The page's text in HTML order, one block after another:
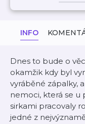
INFO
Dnes to bude o
okamžik kdy byl
vyráběné zápalky,
nemoci, která se u
sirkami pracovaly
jedné z